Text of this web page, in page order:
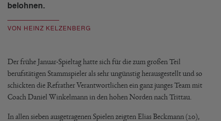
belohnen.
VON HEINZ KELZENBERG
Der frühe Januar-Spieltag hatte sich für die zum großen Teil
berufstätigen Stammspieler als sehr ungünstig herausgestellt und so
schickten die Refrather Verantwortlichen ein ganz junges Team mit
Coach Daniel Winkelmann in den hohen Norden nach Trittau.
In allen sieben ausgetragenen Spielen zeigten Elias Beckmann (20),